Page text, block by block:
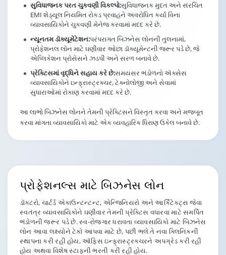
સુવિધાજનક પરત ચુકવણી વિકલ્પો:સુવિધાજનક મુદત અને સંરચિત
EMI શેડ્યૂલ નિયમિત રોકડ પ્રવાહને અવરોધિત કર્યા વિના
વ્યાવસાયિકોને ચુકવણી મેનેજ કરવામાં મદદ કરે છે.
ન્યૂનતમ ડૉક્યૂમેંટેશન:પરંપરાગત બિઝનેસ લોનની તુલનામાં,
પ્રોફેશનલ લોન માટે ઘણીવાર ઓછા ડૉક્યૂમેન્ટની જરૂર પડે છે, જે
એપ્લિકેશન પ્રોસેસને ઝડપી અને સરળ બનાવે છે.
પ્રેક્ટિસમાં વૃદ્ધિને સહાય કરે છે:સમયસર ભંડોળનો ઍક્સેસ
વ્યાવસાયિકોને ઇન્ફ્રાસ્ટ્રક્ચર, ટેક્નોલોજી અને સેવામાં
સુધારાઓમાં રોકાણ કરવામાં મદદ કરે છે.
આ લાભો બિઝનેસ લોનને તેમની પ્રેક્ટિસને વિસ્તૃત કરવા અને મજબૂત
કરવા માંગતા વ્યાવસાયિકો માટે એક વ્યવહારિક ધિરાણ ઉકેલ બનાવે છે.
પ્રોફેશનલ્સ માટે બિઝનેસ લોન
ડૉક્ટરો, ચાર્ટર્ડ એકાઉન્ટન્ટન્ટ, એન્જિનિયરો અને આર્કિટેક્ટ્સ જેવા
સ્વતંત્ર વ્યાવસાયિકોને ઘણીવાર તેમની પ્રેક્ટિસ વધારવા માટે સમર્પિત
ભંડોળની જરૂર પડે છે. સ્વ-રોજગાર ધરાવતા વ્યાવસાયિકો માટે બિઝનેસ
લોન આવા લક્ષ્યોને ટેકો આપવા માટે છે, પછી ભલે તે નવા ક્લિનિકની
સ્થાપના કરી રહી હોય, ઑફિસ ઇન્ફ્રાસ્ટ્રક્ચરને અપગ્રેડ કરી રહી
હોય અથવા વિશેષ સ્ટાફની ભરતી કરી રહી હોય.